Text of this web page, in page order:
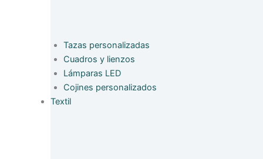
Tazas personalizadas
Cuadros y lienzos
Lámparas LED
Cojines personalizados
Textil